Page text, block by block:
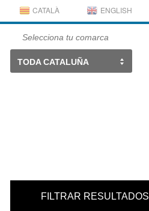
CATALÀ ENGLISH
Selecciona tu comarca
TODA CATALUÑA
FILTRAR RESULTADOS